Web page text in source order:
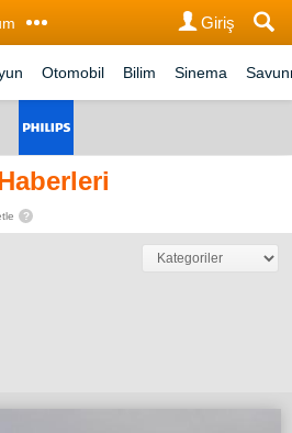
Giriş
Otomobil Bilim Sinema
?